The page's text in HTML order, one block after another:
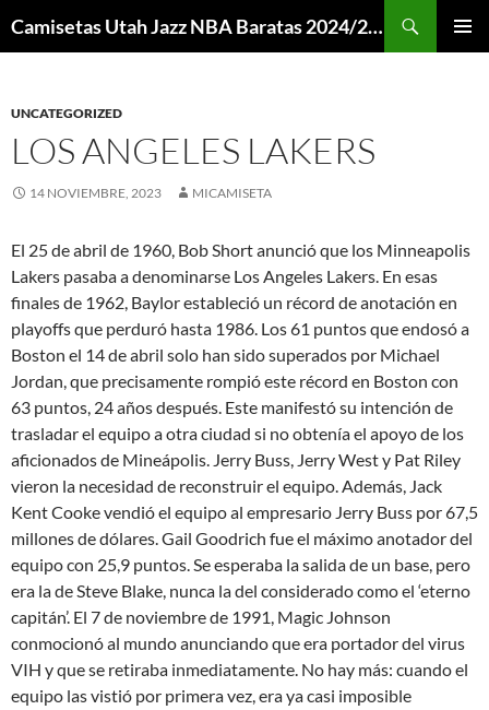
Camisetas Utah Jazz NBA Baratas 2024/2025 – Mi Camiseta NBA
UNCATEGORIZED
LOS ANGELES LAKERS
14 NOVIEMBRE, 2023 MICAMISETA
El 25 de abril de 1960, Bob Short anunció que los Minneapolis
Lakers pasaba a denominarse Los Angeles Lakers. En esas
finales de 1962, Baylor estableció un récord de anotación en
playoffs que perduró hasta 1986. Los 61 puntos que endosó a
Boston el 14 de abril solo han sido superados por Michael
Jordan, que precisamente rompió este récord en Boston con
63 puntos, 24 años después. Este manifestó su intención de
trasladar el equipo a otra ciudad si no obtenía el apoyo de los
aficionados de Mineápolis. Jerry Buss, Jerry West y Pat Riley
vieron la necesidad de reconstruir el equipo. Además, Jack
Kent Cooke vendió el equipo al empresario Jerry Buss por 67,5
millones de dólares. Gail Goodrich fue el máximo anotador del
equipo con 25,9 puntos. Se esperaba la salida de un base, pero
era la de Steve Blake, nunca la del considerado como el ‘eterno
capitán’. El 7 de noviembre de 1991, Magic Johnson
conmocionó al mundo anunciando que era portador del virus
VIH y que se retiraba inmediatamente. No hay más: cuando el
equipo las vistió por primera vez, era ya casi imposible